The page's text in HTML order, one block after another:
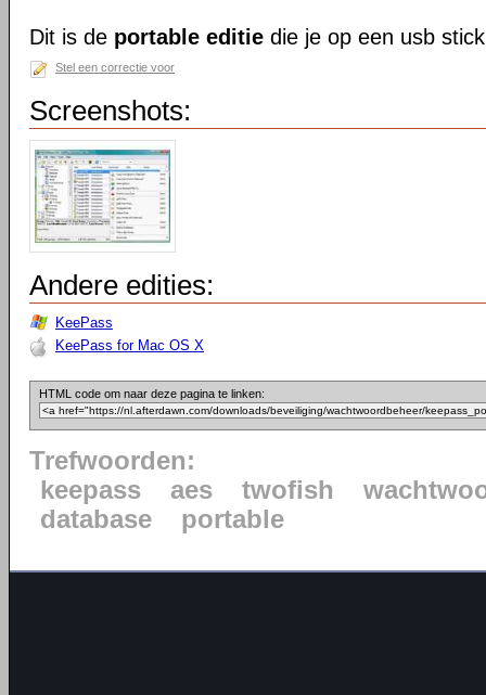
Dit is de portable editie die je op een usb
Stel een correctie voor
Screenshots:
Andere edities:
KeePass
KeePass for Mac OS X
HTML code om naar deze pagina te linken:
Trefwoorden:
keepass
aes twofish
database
portable